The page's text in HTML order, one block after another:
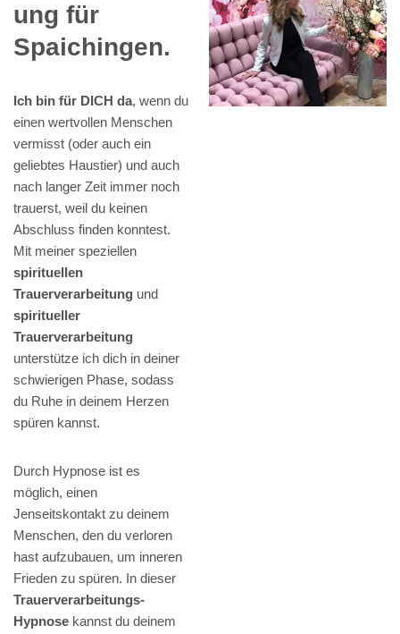
ung für
Spaichingen.
Ich bin für DICH da, wenn du
einen wertvollen Menschen
vermisst (oder auch ein
geliebtes Haustier) und auch
nach langer Zeit immer noch
trauerst, weil du keinen
Abschluss finden konntest.
Mit meiner speziellen
spirituellen
Trauerverarbeitung und
spiritueller
Trauerverarbeitung
unterstütze ich dich in deiner
schwierigen Phase, sodass
du Ruhe in deinem Herzen
spüren kannst.
Durch Hypnose ist es
möglich, einen
Jenseitskontakt zu deinem
Menschen, den du verloren
hast aufzubauen, um inneren
Frieden zu spüren. In dieser
Trauerverarbeitungs-
Hypnose kannst du deinem